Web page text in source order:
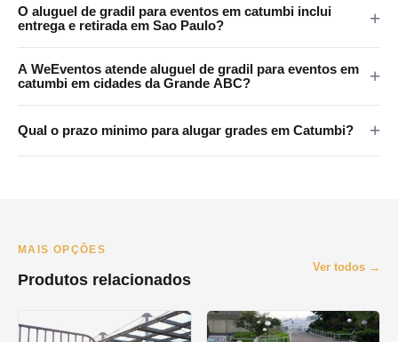
pontos e tratamento anticorrosao. Certificadas para eventos
O aluguel de gradil para eventos em catumbi inclui
entrega e retirada em Sao Paulo?
Paulo e Grande SP. Atendemos Catumbi e regiao metropolitana.
A WeEventos atende aluguel de gradil para eventos em
catumbi em cidades da Grande ABC?
Diadema e Maua. Consulte disponibilidade pelo WhatsApp.
Qual o prazo minimo para alugar grades em Catumbi?
MAIS OPÇÕES
Produtos relacionados
Ver todos →